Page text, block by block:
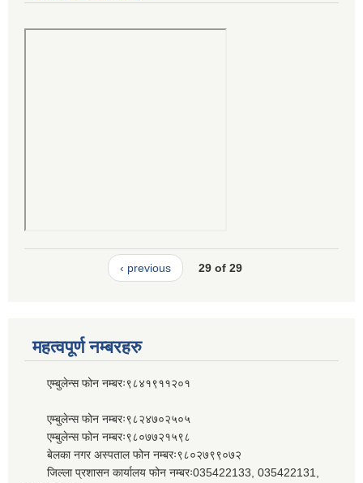
‹ previous 29 of 29
महत्वपूर्ण नम्बरहरु
एम्बुलेन्स फोन नम्बरः९८४१९११२०१
एम्बुलेन्स फोन नम्बरः९८२४७०२५०५
एम्बुलेन्स फोन नम्बरः९८०७७२१५९८
बेलका नगर अस्पताल फोन नम्बरः९८०२७९९०७२
जिल्ला प्रशासन कार्यालय फोन नम्बरः035422133, 035422131,